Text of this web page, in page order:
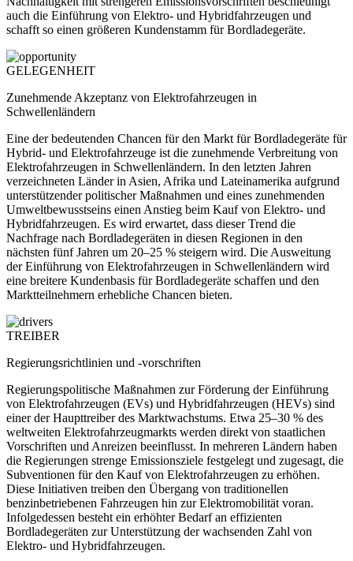
auch die Einführung von Elektro- und Hybridfahrzeugen und
schafft so einen größeren Kundenstamm für Bordladegeräte.
GELEGENHEIT
Zunehmende Akzeptanz von Elektrofahrzeugen in
Schwellenländern
Eine der bedeutenden Chancen für den Markt für Bordladegeräte für
Hybrid- und Elektrofahrzeuge ist die zunehmende Verbreitung von
Elektrofahrzeugen in Schwellenländern. In den letzten Jahren
verzeichneten Länder in Asien, Afrika und Lateinamerika aufgrund
unterstützender politischer Maßnahmen und eines zunehmenden
Umweltbewusstseins einen Anstieg beim Kauf von Elektro- und
Hybridfahrzeugen. Es wird erwartet, dass dieser Trend die
Nachfrage nach Bordladegeräten in diesen Regionen in den
nächsten fünf Jahren um 20–25 % steigern wird. Die Ausweitung
der Einführung von Elektrofahrzeugen in Schwellenländern wird
eine breitere Kundenbasis für Bordladegeräte schaffen und den
Marktteilnehmern erhebliche Chancen bieten.
TREIBER
Regierungsrichtlinien und -vorschriften
Regierungspolitische Maßnahmen zur Förderung der Einführung
von Elektrofahrzeugen (EVs) und Hybridfahrzeugen (HEVs) sind
einer der Haupttreiber des Marktwachstums. Etwa 25–30 % des
weltweiten Elektrofahrzeugmarkts werden direkt von staatlichen
Vorschriften und Anreizen beeinflusst. In mehreren Ländern haben
die Regierungen strenge Emissionsziele festgelegt und zugesagt, die
Subventionen für den Kauf von Elektrofahrzeugen zu erhöhen.
Diese Initiativen treiben den Übergang von traditionellen
benzinbetriebenen Fahrzeugen hin zur Elektromobilität voran.
Infolgedessen besteht ein erhöhter Bedarf an effizienten
Bordladegeräten zur Unterstützung der wachsenden Zahl von
Elektro- und Hybridfahrzeugen.